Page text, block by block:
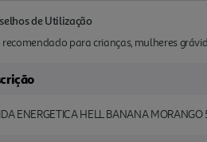
de Utilização
recomendado para crianças, mulheres
ENERGETICA HELL BANANA